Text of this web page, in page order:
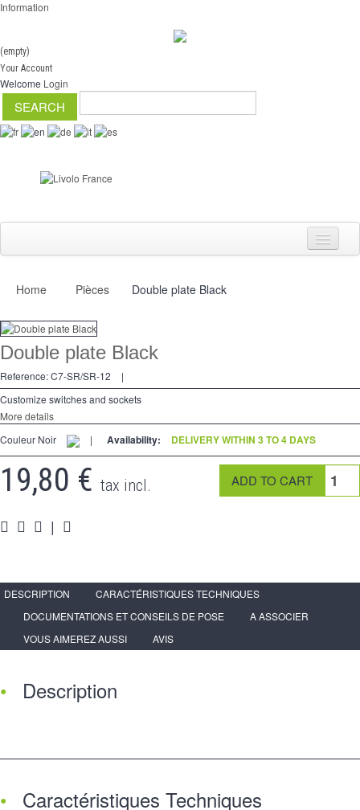
Information
(empty)
Your Account
Welcome Login
Switch
Dimmer
2 Ways
Socket
Spéciales
Accessories
Pièces
Media
Home Pièces Double plate Black
Double plate Black
Reference:C7-SR/SR-12
|
Customize switches and sockets
More details
Couleur Noir
| Availability: DELIVERY WITHIN 3 TO 4 DAYS
19,80 € tax incl.
|
DESCRIPTION
CARACTÉRISTIQUES TECHNIQUES
DOCUMENTATIONS ET CONSEILS DE POSE
A ASSOCIER
VOUS AIMEREZ AUSSI
AVIS
Description
Caractéristiques Techniques